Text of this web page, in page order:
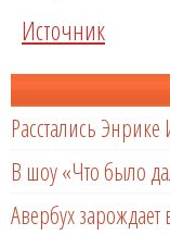
Источник
Расстались
В шоу «Что было
Авербух